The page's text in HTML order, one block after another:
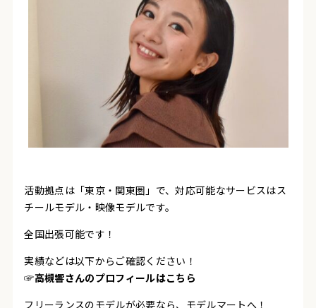
活動拠点は「東京・関東圏」で、対応可能なサービスはス
チールモデル・映像モデルです。
全国出張可能です！
実績などは以下からご確認ください！
☞高槻響さんのプロフィールはこちら
フリーランスのモデルが必要なら、モデルマートへ！